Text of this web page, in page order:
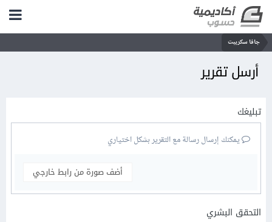
جافا سكريبت
أرسل تقرير
تبليغك
يمكنك إرسال رسالة مع التقرير بشكل اختياري
أضف صورة من رابط خارجي
التحقق البشري